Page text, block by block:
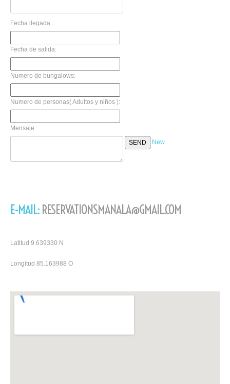
Fecha llegada:
Fecha de salida:
Numero de bungalows:
Numero de personas( Adultos y niños ):
Mensaje:
New
E-MAIL: RESERVATIONSMANALA@GMAIL.COM
Latitud 9.639330 N
Longitud 85.163988 O